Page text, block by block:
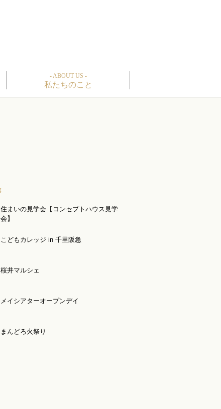
- ABOUT US -
私たちのこと
住まいの見学会【コンセプトハウス見学
会】
こどもカレッジ in 千里阪急
桜井マルシェ
メイシアターオープンデイ
まんどろ火祭り